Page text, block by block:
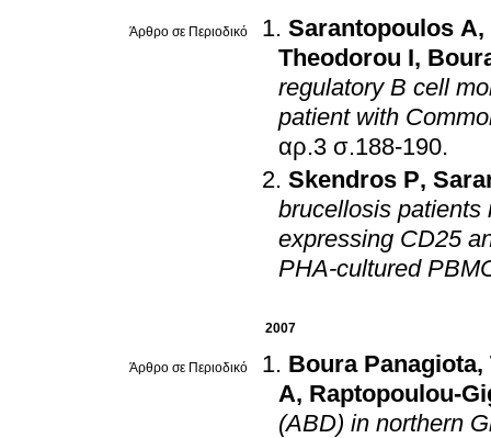
Άρθρο σε Περιοδικό Sarantopoulos A,
Theodorou I,
regulatory B cell
patient with
αρ.3 σ.188-190.
Skendros P,
brucellosis patients
expressing CD25
PHA-cultured
2007
Άρθρο σε Περιοδικό Boura Panagiota,
A, Raptopoulou-
(ABD) in northern